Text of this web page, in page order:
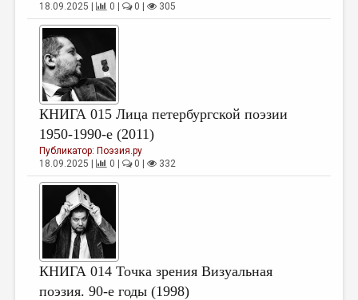
18.09.2025 |
0 | 0 | 305
КНИГА 015 Лица петербургской поэзии
1950-1990-е (2011)
Публикатор: Поэзия.ру
18.09.2025 |
0 | 0 | 332
КНИГА 014 Точка зрения Визуальная
поэзия. 90-е годы (1998)